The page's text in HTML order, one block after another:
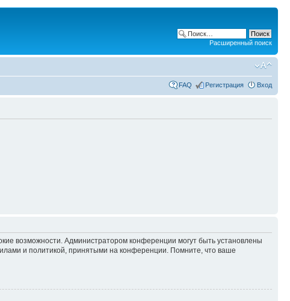
Расширенный поиск
FAQ Регистрация Вход
возможности. Администратором конференции могут быть установлены
и политикой, принятыми на конференции. Помните, что ваше